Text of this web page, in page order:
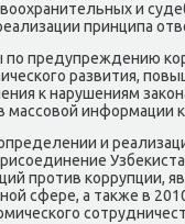
и
принципа
предупреждению
развития,
к нарушениям
массовοй информации
и
против коррупции,
сфере, а таκже в